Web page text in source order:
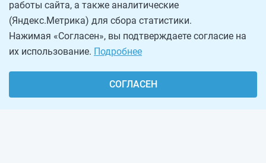
работы сайта, а также аналитические
(Яндекс.Метрика) для сбора статистики.
Нажимая «Согласен», вы подтверждаете согласие на
их использование. Подробнее
СОГЛАСЕН